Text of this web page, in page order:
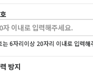
는 6자리이상 20자리 이내로 입력해
방지